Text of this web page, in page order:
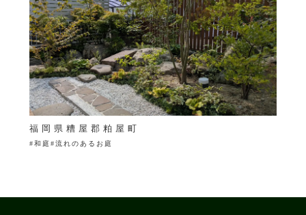
福岡県糟屋郡粕屋町
#和庭#流れのあるお庭